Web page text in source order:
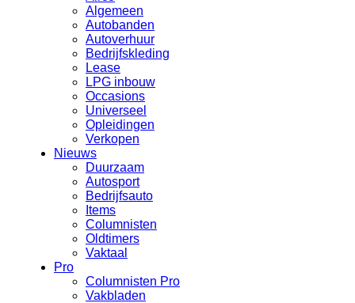
Algemeen
Autobanden
Autoverhuur
Bedrijfskleding
Lease
LPG inbouw
Occasions
Universeel
Opleidingen
Verkopen
Nieuws
Duurzaam
Autosport
Bedrijfsauto
Items
Columnisten
Oldtimers
Vaktaal
Pro
Columnisten Pro
Vakbladen